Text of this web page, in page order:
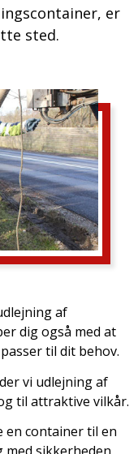
er
sted.
af
dig også med at
til dit behov.
vi udlejning af
til attraktive vilkår.
en container til en